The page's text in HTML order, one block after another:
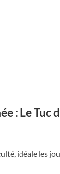
: Le Tuc
idéale les